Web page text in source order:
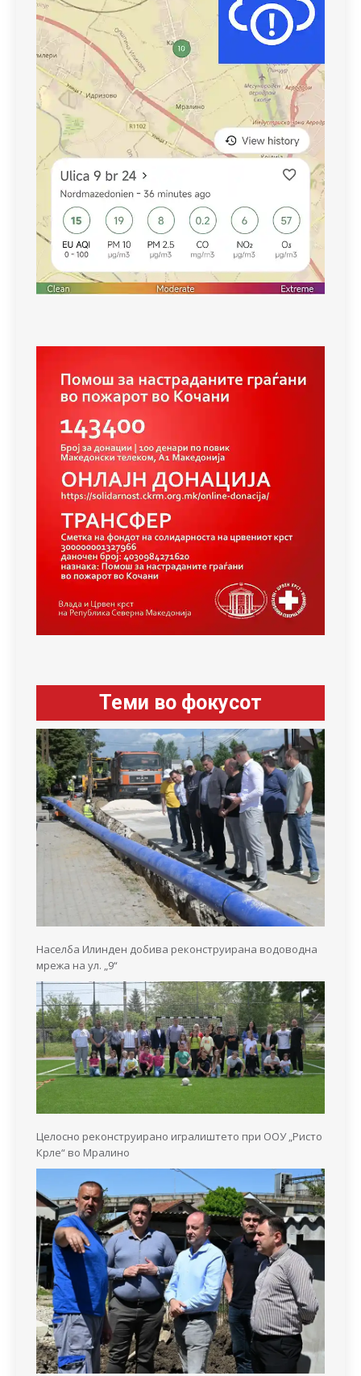
Теми во фокусот
Населба Илинден добива реконструирана водоводна
мрежа на ул. „9“
Целосно реконструирано игралиштето при ООУ „Ристо
Крле“ во Мралино